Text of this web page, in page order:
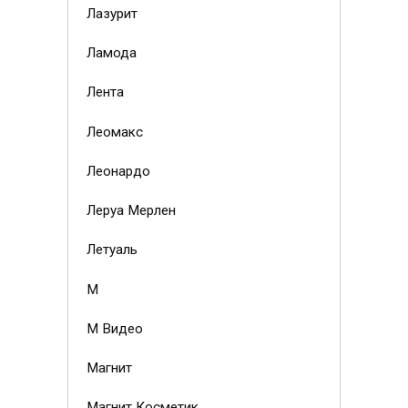
Лазурит
Ламода
Лента
Леомакс
Леонардо
Леруа Мерлен
Летуаль
М
М Видео
Магнит